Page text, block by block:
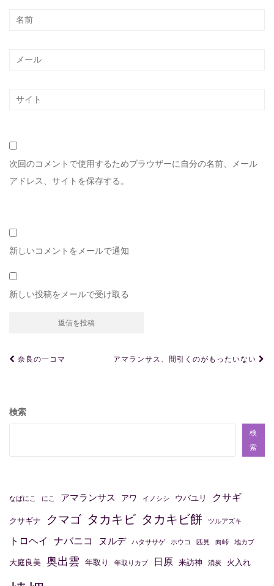
次回のコメントで使用するためブラウザーに自分の名前、メール
アドレス、サイトを保存する。
新しいコメントをメールで通知
新しい投稿をメールで受け取る
投
ビ
ン
奈良の一コマ アマランサス、間引くのがもったいない
検索
検
索
なばにこ にこ アマランサス アワ イノシシ ウバユリ クサギ
クサギナ クマゴ タカキビ タカキビ餅 ツルアズキ
トロヘイ ナバニコ ヌルデ ハタササゲ ホウコ 匹見 向峠 地カブ
大庭良美 奥出雲 年取り 年取りカブ 日原 来訪神 消炭 火入れ